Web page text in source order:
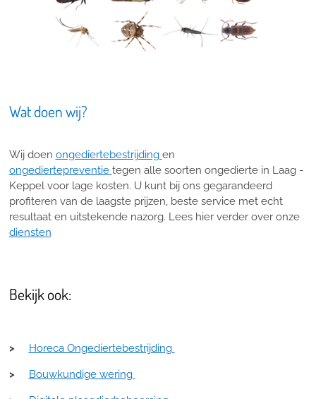
Wat doen wij?
Wij doen ongediertebestrijding en
ongediertepreventie tegen alle soorten ongedierte in Laag -
Keppel voor lage kosten. U kunt bij ons gegarandeerd
profiteren van de laagste prijzen, beste service met echt
resultaat en uitstekende nazorg. Lees hier verder over onze
diensten
Bekijk ook:
> Horeca Ongediertebestrijding
> Bouwkundige wering